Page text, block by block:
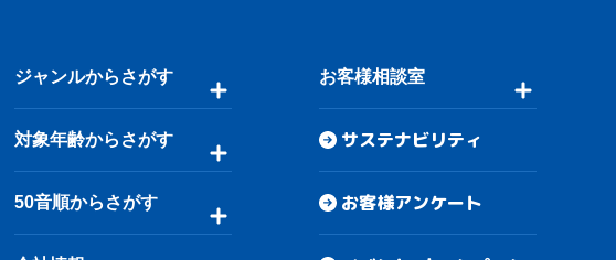
ジャンルからさがす
対象年齢からさがす
50音順からさがす
お客様相談室
サステナビリティ
お客様アンケート